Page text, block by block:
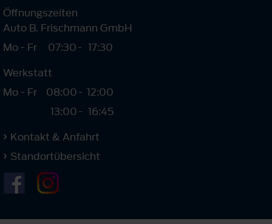
Öffnungszeiten
Auto B. Frischmann GmbH
Mo - Fr
07:30- 17:30
Werkstatt
Mo - Fr
08:00
13:00
-
-
12:00
16:45
Kontakt & Anfahrt
Standortübersicht